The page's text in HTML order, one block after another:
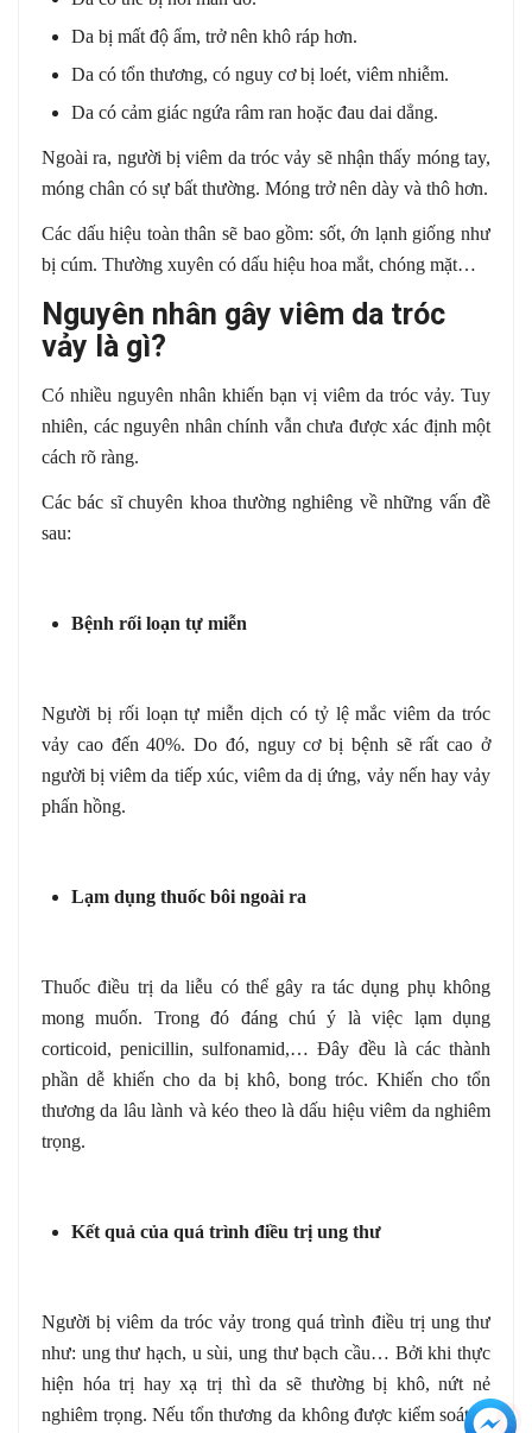
Da bị mất độ ẩm, trở nên khô ráp hơn.
Da có tổn thương, có nguy cơ bị loét, viêm nhiễm.
Da có cảm giác ngứa râm ran hoặc đau dai dẳng.
Ngoài ra, người bị viêm da tróc vảy sẽ nhận thấy móng tay,
móng chân có sự bất thường. Móng trở nên dày và thô hơn.
Các dấu hiệu toàn thân sẽ bao gồm: sốt, ớn lạnh giống như
bị cúm. Thường xuyên có dấu hiệu hoa mắt, chóng mặt…
Nguyên nhân gây viêm da tróc
vảy là gì?
Có nhiều nguyên nhân khiến bạn vị viêm da tróc vảy. Tuy
nhiên, các nguyên nhân chính vẫn chưa được xác định một
cách rõ ràng.
Các bác sĩ chuyên khoa thường nghiêng về những vấn đề
sau:
Bệnh rối loạn tự miễn
Người bị rối loạn tự miễn dịch có tỷ lệ mắc viêm da tróc
vảy cao đến 40%. Do đó, nguy cơ bị bệnh sẽ rất cao ở
người bị viêm da tiếp xúc, viêm da dị ứng, vảy nến hay vảy
phấn hồng.
Lạm dụng thuốc bôi ngoài ra
Thuốc điều trị da liễu có thể gây ra tác dụng phụ không
mong muốn. Trong đó đáng chú ý là việc lạm dụng
corticoid, penicillin, sulfonamid,… Đây đều là các thành
phần dễ khiến cho da bị khô, bong tróc. Khiến cho tổn
thương da lâu lành và kéo theo là dấu hiệu viêm da nghiêm
trọng.
Kết quả của quá trình điều trị ung thư
Người bị viêm da tróc vảy trong quá trình điều trị ung thư
như: ung thư hạch, u sùi, ung thư bạch cầu… Bởi khi thực
hiện hóa trị hay xạ trị thì da sẽ thường bị khô, nứt nẻ
nghiêm trọng. Nếu tổn thương da không được kiểm soát sẽ +3